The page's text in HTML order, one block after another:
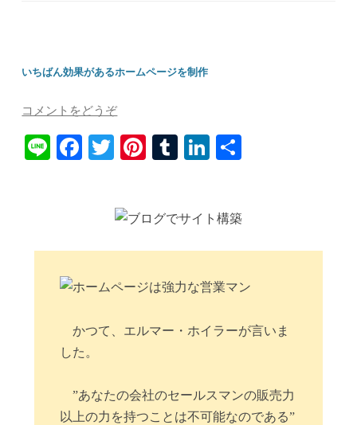
いちばん効果があるホームページを制作
コメントをどうぞ
Li
Fa T
r
Pi
es
t
T
bl
r
Li
In
かつて、エルマー・ホイラーが言いま
した。
”あなたの会社のセールスマンの販売力
以上の力を持つことは不可能なのである”